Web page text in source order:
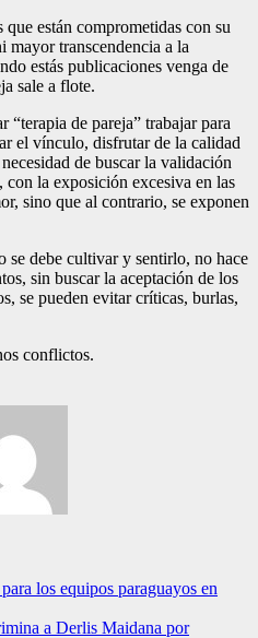
están comprometidas con su
mayor transcendencia a la
estás publicaciones venga de
sale a flote.
“terapia de pareja” trabajar para
el vínculo, disfrutar de la calidad
de buscar la validación
con la exposición excesiva en las
sino que al contrario, se exponen
se debe cultivar y sentirlo, no hace
sin buscar la aceptación de los
se pueden evitar críticas, burlas,
conflictos.
los equipos paraguayos en
a Derlis Maidana por